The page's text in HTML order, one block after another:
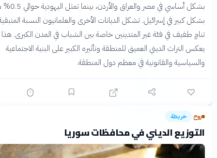
بشكل أساسي في مصر والعراق والأردن، بينما تمثل اليهودية حوالي 0.5% متمركزة
في إسرائيل. تشكل الديانات الأخرى والعلمانيون النسبة المتبقية، مع
في فئة غير المتدينين خاصة بين الشباب في المدن الكبرى. هذا التوزيع
الديني العميق للمنطقة وتأثيره الكبير على البنية الاجتماعية
والقانونية في معظم دول المنطقة.
الديني في محافظات سوريا